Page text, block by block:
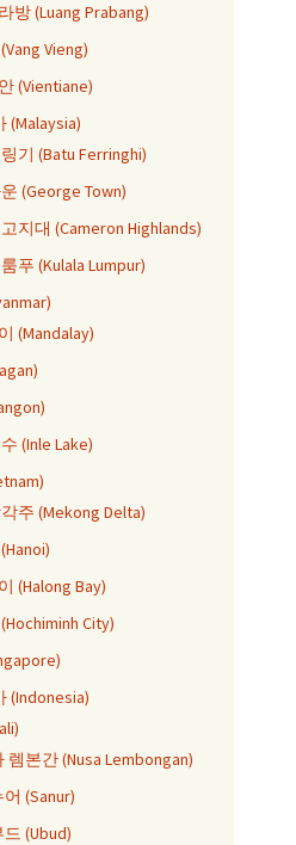
방 (Luang Prabang)
Vieng)
(Vientiane)
(Malaysia)
기 (Batu Ferringhi)
(George Town)
지대 (Cameron Highlands)
푸 (Kulala Lumpur)
(Mandalay)
(Inle Lake)
주 (Mekong Delta)
(Halong Bay)
City)
(Indonesia)
렘본간 (Nusa Lembongan)
(Sanur)
(Ubud)